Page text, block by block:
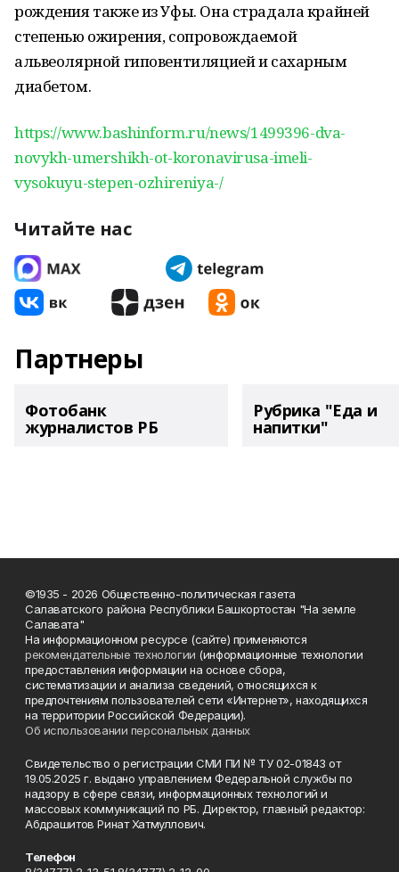
рождения также из Уфы. Она страдала крайней
степенью ожирения, сопровождаемой
альвеолярной гиповентиляцией и сахарным
диабетом.
https://www.bashinform.ru/news/1499396-dva-
novykh-umershikh-ot-koronavirusa-imeli-
vysokuyu-stepen-ozhireniya-/
Читайте нас
Партнеры
Фотобанк
журналистов РБ
Рубрика "Еда и
напитки"
©1935 - 2026 Общественно-политическая газета
Салаватского района Республики Башкортостан "На земле
Салавата"
На информационном ресурсе (сайте) применяются
рекомендательные технологии (информационные технологии
предоставления информации на основе сбора,
систематизации и анализа сведений, относящихся к
предпочтениям пользователей сети «Интернет», находящихся
на территории Российской Федерации).
Об использовании персональных данных
Свидетельство о регистрации СМИ ПИ № ТУ 02-01843 от
19.05.2025 г. выдано управлением Федеральной службы по
надзору в сфере связи, информационных технологий и
массовых коммуникаций по РБ. Директор, главный редактор:
Абдрашитов Ринат Хатмуллович.
Телефон